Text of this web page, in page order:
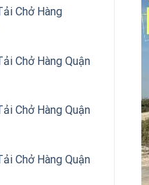
Chở Hàng
Chở Hàng Quận
Chở Hàng Quận
Chở Hàng Quận